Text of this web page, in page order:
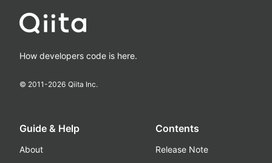
How developers code is here.
© 2011-2026 Qiita Inc.
Guide & Help
About
Contents
Release Note